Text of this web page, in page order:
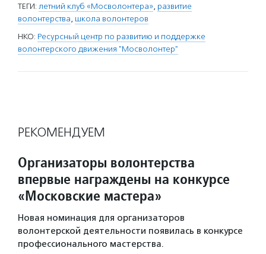
ТЕГИ: летний клуб «Мосволонтера», развитие
волонтерства, школа волонтеров
НКО: Ресурсный центр по развитию и поддержке
волонтерского движения "Мосволонтер"
РЕКОМЕНДУЕМ
Организаторы волонтерства
впервые награждены на конкурсе
«Московские мастера»
Новая номинация для организаторов
волонтерской деятельности появилась в конкурсе
профессионального мастерства.